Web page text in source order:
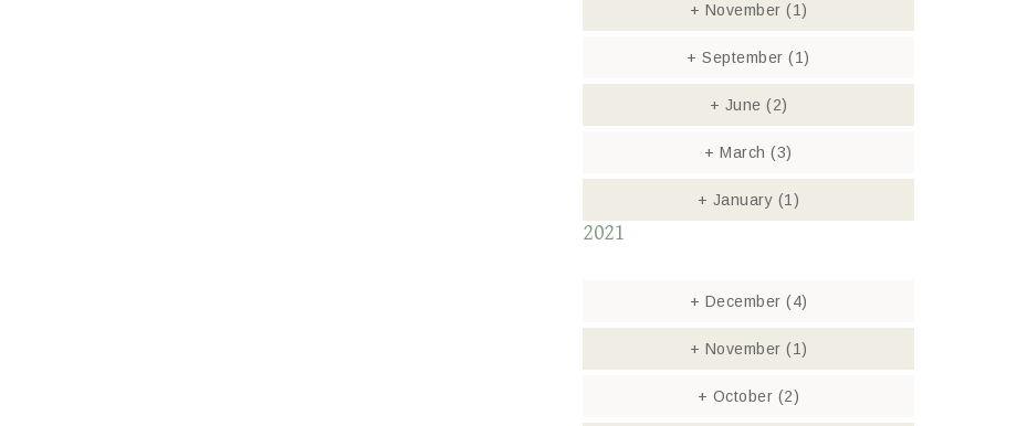
+ November (1)
+ September(1)
+ June (2)
+ March(3)
+ January (1)
2021
+ December (4)
+ November (1)
+ October (2)